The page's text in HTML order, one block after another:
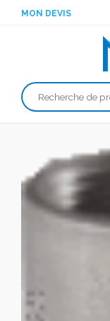
MON DEVIS
Recherche